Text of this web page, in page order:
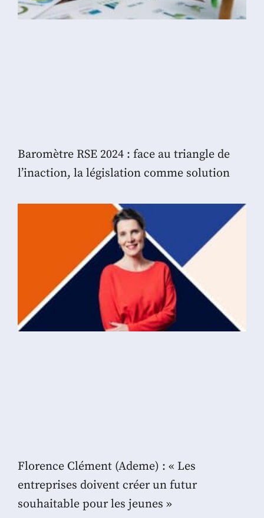
Baromètre RSE 2024 : face au triangle de
l’inaction, la législation comme solution
Florence Clément (Ademe) : « Les
entreprises doivent créer un futur
souhaitable pour les jeunes »